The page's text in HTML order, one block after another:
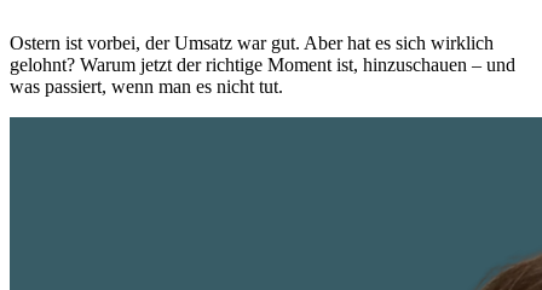
Ostern ist vorbei, der Umsatz war gut. Aber hat es sich wirklich
gelohnt? Warum jetzt der richtige Moment ist, hinzuschauen – und
was passiert, wenn man es nicht tut.